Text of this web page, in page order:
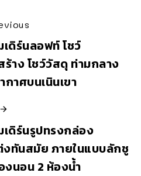
เดิร์นลอฟท์ โชว์
ร้าง โชว์วัสดุ ท่ามกลาง
กาศบนเนินเขา
เดิร์นรูปทรงกล่อง
ทันสมัย ภายในแบบลักชู
งนอน 2 ห้องน้ำ